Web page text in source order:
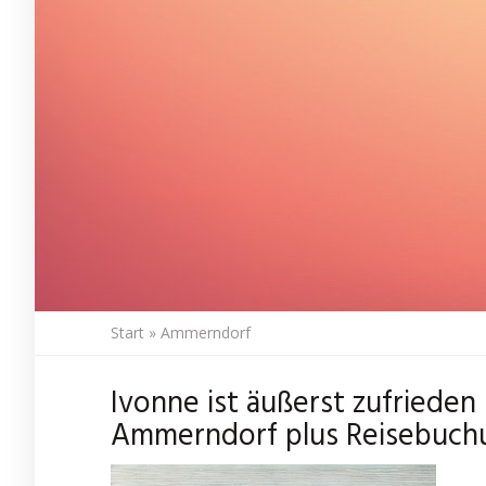
Start » Ammerndorf
Ivonne ist äußerst
Ammerndorf plus